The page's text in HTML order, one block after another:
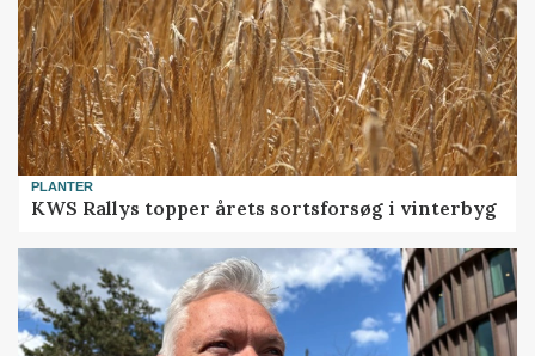
PLANTER
KWS Rallys topper årets sortsforsøg i vinterbyg